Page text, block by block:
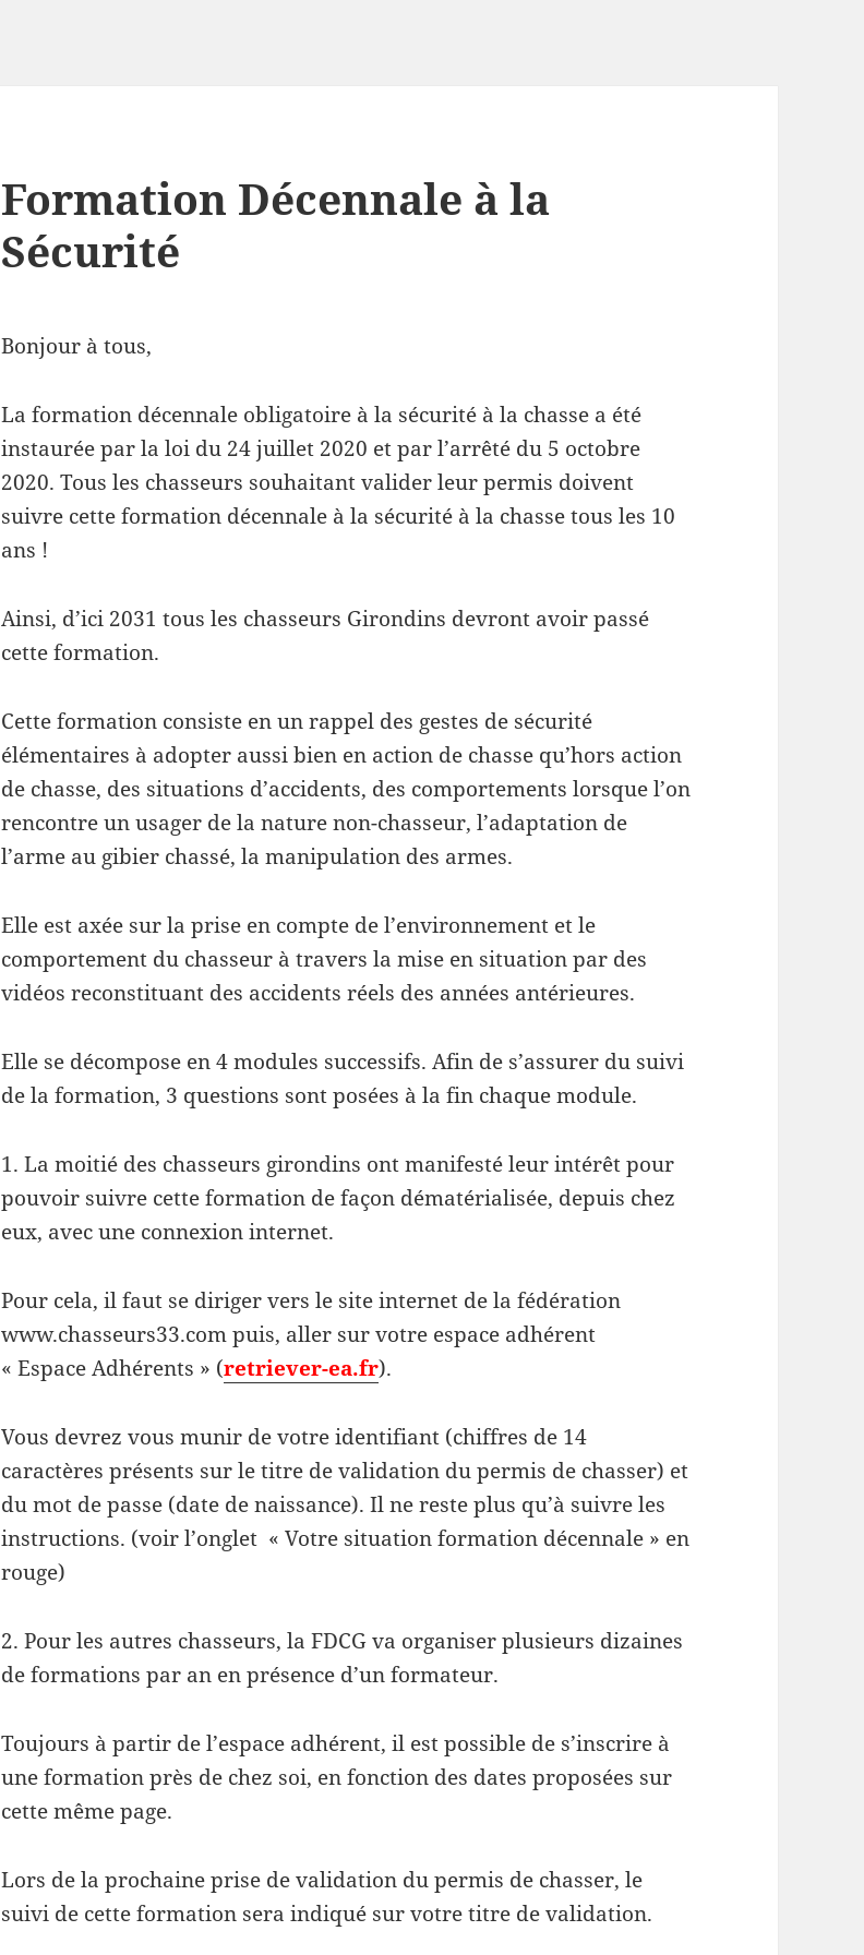
Formation Décennale à la
Sécurité
Bonjour à tous,
La formation décennale obligatoire à la sécurité à la chasse a été
instaurée par la loi du 24 juillet 2020 et par l’arrêté du 5 octobre
2020. Tous les chasseurs souhaitant valider leur permis doivent
suivre cette formation décennale à la sécurité à la chasse tous les 10
ans !
Ainsi, d’ici 2031 tous les chasseurs Girondins devront avoir passé
cette formation.
Cette formation consiste en un rappel des gestes de sécurité
élémentaires à adopter aussi bien en action de chasse qu’hors action
de chasse, des situations d’accidents, des comportements lorsque l’on
rencontre un usager de la nature non-chasseur, l’adaptation de
l’arme au gibier chassé, la manipulation des armes.
Elle est axée sur la prise en compte de l’environnement et le
comportement du chasseur à travers la mise en situation par des
vidéos reconstituant des accidents réels des années antérieures.
Elle se décompose en 4 modules successifs. Afin de s’assurer du suivi
de la formation, 3 questions sont posées à la fin chaque module.
1. La moitié des chasseurs girondins ont manifesté leur intérêt pour
pouvoir suivre cette formation de façon dématérialisée, depuis chez
eux, avec une connexion internet.
Pour cela, il faut se diriger vers le site internet de la fédération
www.chasseurs33.com puis, aller sur votre espace adhérent
« Espace Adhérents » (retriever-ea.fr).
Vous devrez vous munir de votre identifiant (chiffres de 14
caractères présents sur le titre de validation du permis de chasser) et
du mot de passe (date de naissance). Il ne reste plus qu’à suivre les
instructions. (voir l’onglet « Votre situation formation décennale » en
rouge)
2. Pour les autres chasseurs, la FDCG va organiser plusieurs dizaines
de formations par an en présence d’un formateur.
Toujours à partir de l’espace adhérent, il est possible de s’inscrire à
une formation près de chez soi, en fonction des dates proposées sur
cette même page.
Lors de la prochaine prise de validation du permis de chasser, le
suivi de cette formation sera indiqué sur votre titre de validation.